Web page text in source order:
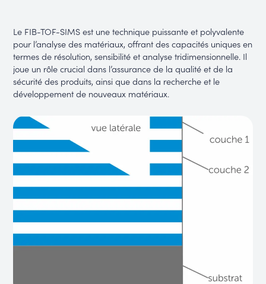
Le FIB-TOF-SIMS est une technique puissante et polyvalente
pour l’analyse des matériaux, offrant des capacités uniques en
termes de résolution, sensibilité et analyse tridimensionnelle. Il
joue un rôle crucial dans l’assurance de la qualité et de la
sécurité des produits, ainsi que dans la recherche et le
développement de nouveaux matériaux.